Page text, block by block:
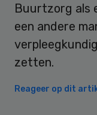
Buurtzorg als
een andere
zetten.
Reageer op dit